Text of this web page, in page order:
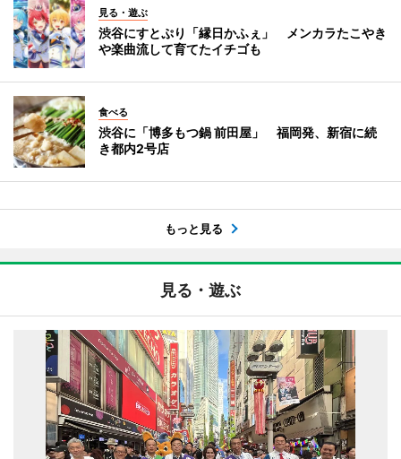
見る・遊ぶ
渋谷にすとぷり「縁日かふぇ」 メンカラたこやき
や楽曲流して育てたイチゴも
食べる
渋谷に「博多もつ鍋 前田屋」 福岡発、新宿に続
き都内2号店
もっと見る
見る・遊ぶ